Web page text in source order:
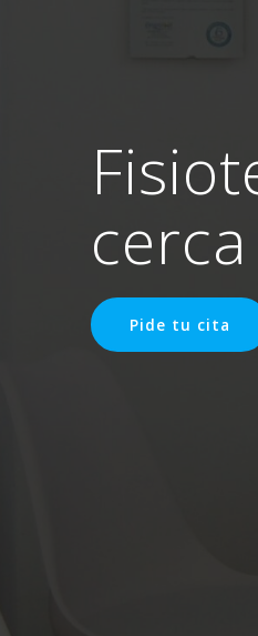
Pide tu cita